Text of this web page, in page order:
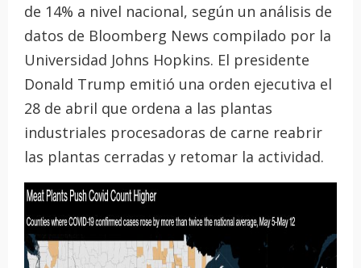
de 14% a nivel nacional, según un análisis de
datos de Bloomberg News compilado por la
Universidad Johns Hopkins. El presidente
Donald Trump emitió una orden ejecutiva el
28 de abril que ordena a las plantas
industriales procesadoras de carne reabrir
las plantas cerradas y retomar la actividad.